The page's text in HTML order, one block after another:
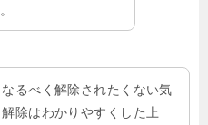
るべく解除されたくない気
除はわかりやすくした上